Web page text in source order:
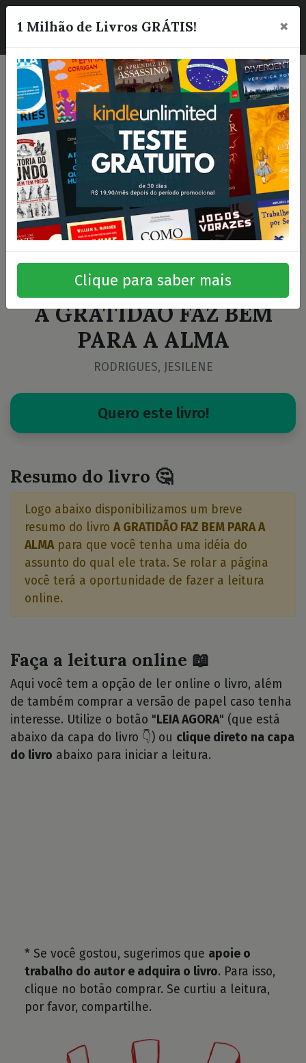
☰
A GRATIDÃO FAZ BEM
PARA A ALMA
RODRIGUES, JESILENE
Quero este livro!
Resumo do livro 🤔
Logo abaixo disponibilizamos um breve
resumo do livro A GRATIDÃO FAZ BEM PARA A
ALMApara que você tenha uma idéia do
assunto do qual ele trata. Se rolar a página
você terá a oportunidade de fazer a leitura
online.
Faça a leitura online 📖
Aqui você tem a opção de ler online o livro, além
de também comprar a versão de papel caso tenha
interesse. Utilize o botão " LEIA AGORA" (que está
abaixo da capa do livro 👇) ou clique direto na capa
do livro abaixo para iniciar a leitura.
* Se você gostou, sugerimos que apoie o
trabalho do autor e adquira o livro. Para isso,
clique no botão comprar. Se curtiu a leitura,
por favor, compartilhe.
1 Milhão de Livros GRÁTIS! ×
Clique para saber mais